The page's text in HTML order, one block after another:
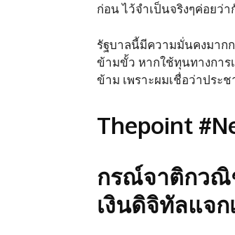
ก่อน ไว้จำเป็นจริงๆค่อยว่า
รัฐบาลนี้มีความมั่นคงมาก
ข้ามขั้ว หากใช้ทุนทางการ
ข้าม เพราะผมเชื่อว่าประ
Thepoint
กรณ์จาติกวณิ
เงินดิจิทัลแจ